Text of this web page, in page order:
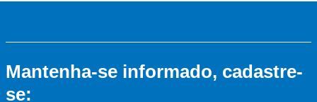
Mantenha-se informado, cadastre-
se: